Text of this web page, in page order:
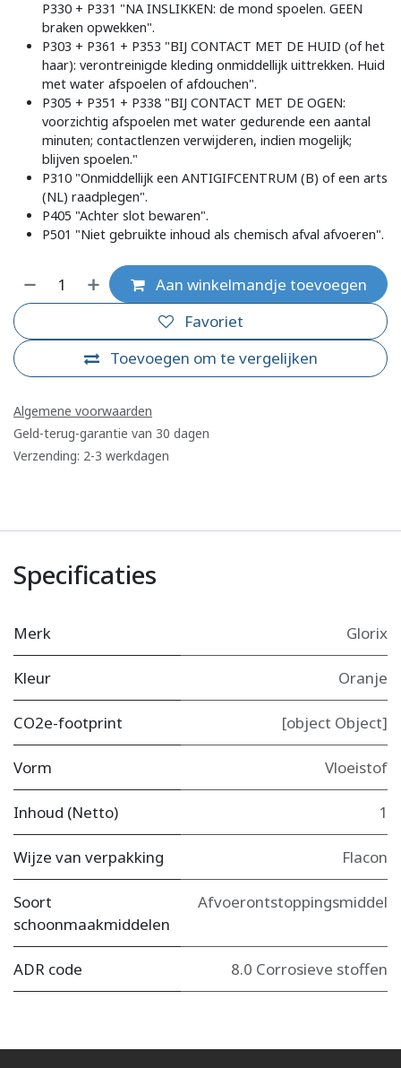
P330 + P331 "NA INSLIKKEN: de mond spoelen. GEEN
braken opwekken".
P303 + P361 + P353 "BIJ CONTACT MET DE HUID (of het
haar): verontreinigde kleding onmiddellijk uittrekken. Huid
met water afspoelen of afdouchen".
P305 + P351 + P338 "BIJ CONTACT MET DE OGEN:
voorzichtig afspoelen met water gedurende een aantal
minuten; contactlenzen verwijderen, indien mogelijk;
blijven spoelen."
P310 "Onmiddellijk een ANTIGIFCENTRUM (B) of een arts
(NL) raadplegen".
P405 "Achter slot bewaren".
P501 "Niet gebruikte inhoud als chemisch afval afvoeren".
Aan winkelmandje toevoegen
Toevoegen om te vergelijken
Favoriet
Algemene voorwaarden
Geld-terug-garantie van 30 dagen
Verzending: 2-3 werkdagen
Specificaties
Merk Glorix
Kleur Oranje
CO2e-footprint [object Object]
Vorm Vloeistof
Inhoud (Netto) 1
Wijze van verpakking Flacon
Soort
schoonmaakmiddelen
Afvoerontstoppingsmiddel
ADR code 8.0 Corrosieve stoffen